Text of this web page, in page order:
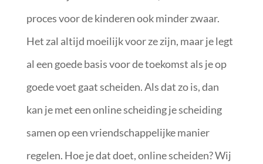
proces voor de kinderen ook minder zwaar.
Het zal altijd moeilijk voor ze zijn, maar je legt
al een goede basis voor de toekomst als je op
goede voet gaat scheiden. Als dat zo is, dan
kan je met een online scheiding je scheiding
samen op een vriendschappelijke manier
regelen. Hoe je dat doet, online scheiden? Wij